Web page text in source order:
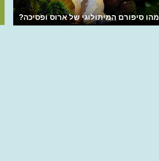
מהו סיפורם המיתולוגי של ארוס ופסיכה?